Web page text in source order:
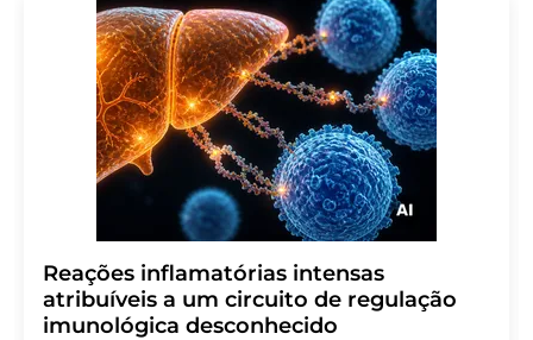
Reações inflamatórias intensas
atribuíveis a um circuito de regulação
imunológica desconhecido